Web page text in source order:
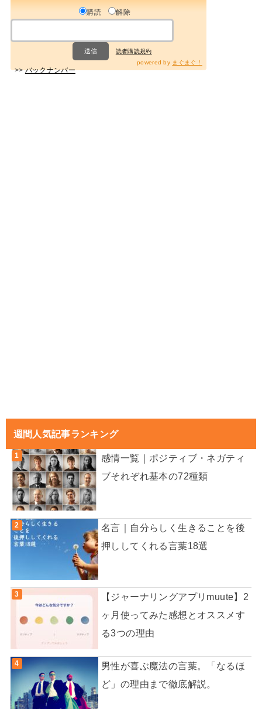
購読 解除
読者購読規約
>>バックナンバー
powered by まぐまぐ！
週間人気記事ランキング
感情一覧｜ポジティブ・ネガティ
ブそれぞれ基本の72種類
名言｜自分らしく生きることを後
押ししてくれる言葉18選
【ジャーナリングアプリmuute】2
ヶ月使ってみた感想とオススメす
る3つの理由
男性が喜ぶ魔法の言葉。「なるほ
ど」の理由まで徹底解説。